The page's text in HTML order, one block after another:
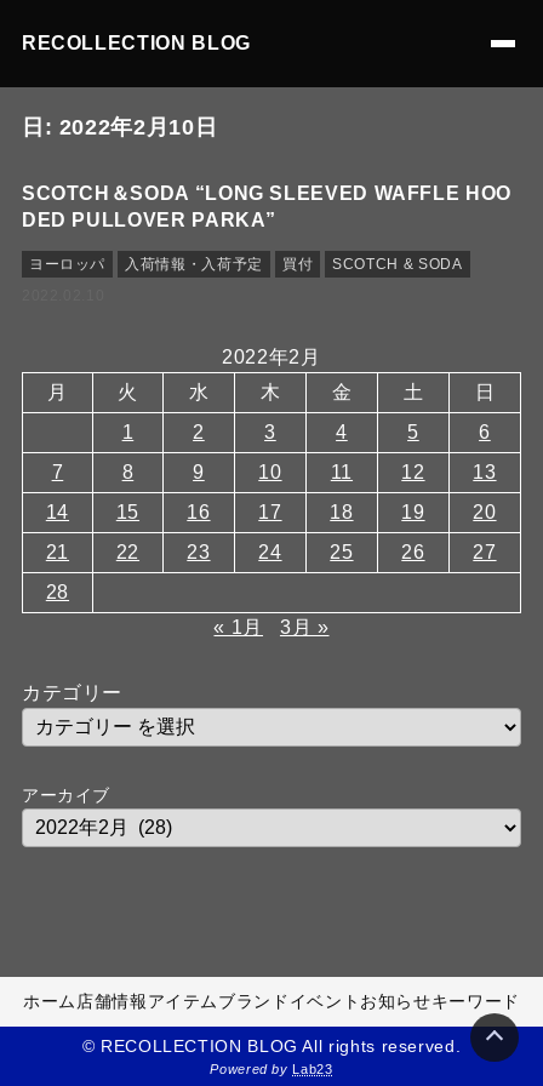
RECOLLECTION BLOG
日: 2022年2月10日
SCOTCH＆SODA “LONG SLEEVED WAFFLE HOO
DED PULLOVER PARKA”
ヨーロッパ 入荷情報・入荷予定 買付
SCOTCH & SODA
2022年2月
月
火 水 木 金 土
日
1
2 3 4 5
6
7
8 9 10 11 12
13
14
15 16 17 18 19
20
21
22 23 24 25 26
27
28
« 1月
3月 »
カテゴリー
アーカイブ
ホーム 店舗情報アイテムブランド イベント お知らせキーワード
© RECOLLECTION BLOG All rights reserved.
Powered byLab23